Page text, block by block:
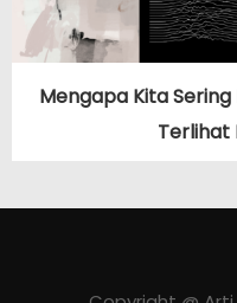
Mengapa Kita
Terlihat